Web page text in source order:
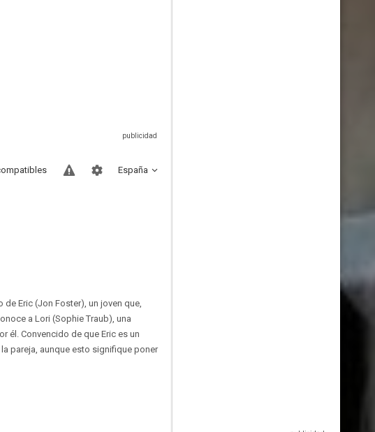
España
Eric (Jon Foster), un joven que,
a Lori (Sophie Traub), una
él. Convencido de que Eric es un
pareja, aunque esto signifique poner